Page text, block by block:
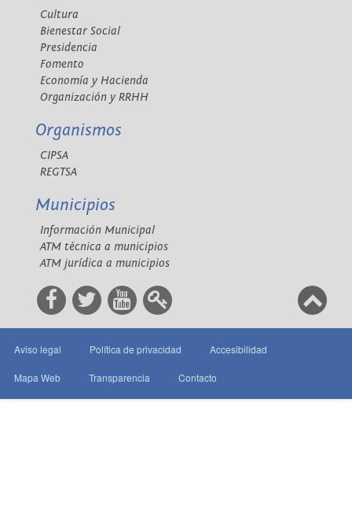
Cultura
Bienestar Social
Presidencia
Fomento
Economía y Hacienda
Organización y RRHH
Organismos
CIPSA
REGTSA
Municipios
Información Municipal
ATM técnica a municipios
ATM jurídica a municipios
Aviso legal Política de privacidad Accesibilidad
Mapa Web Transparencia Contacto